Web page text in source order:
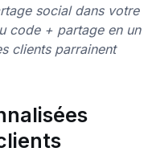
social dans votre
code + partage en un
clients parrainent